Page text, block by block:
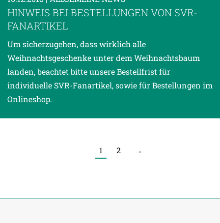
HINWEIS BEI BESTELLUNGEN VON SVR-
FANARTIKEL
Um sicherzugehen, dass wirklich alle
Weihnachtsgeschenke unter dem Weihnachtsbaum
landen, beachtet bitte unsere Bestellfrist für
individuelle SVR-Fanartikel, sowie für Bestellungen im
Onlineshop.
1 2 →